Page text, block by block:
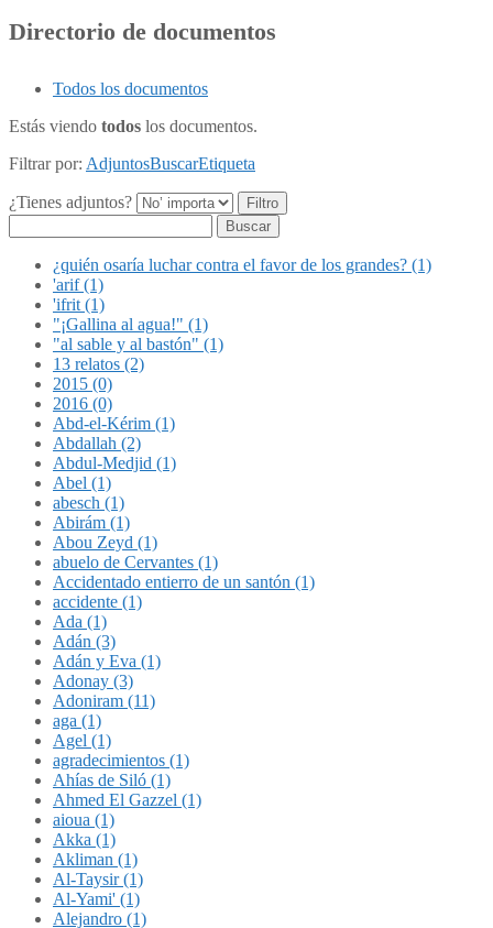
Directorio de documentos
Todos los documentos
Estás viendo todos los documentos.
Filtrar por: AdjuntosBuscarEtiqueta
¿Tienes adjuntos?
¿quién osaría luchar contra el favor de los grandes? (1)
'arif (1)
'ifrit (1)
"¡Gallina al agua!" (1)
"al sable y al bastón" (1)
13 relatos (2)
2015 (0)
2016 (0)
Abd-el-Kérim (1)
Abdallah (2)
Abdul-Medjid (1)
Abel (1)
abesch (1)
Abirám (1)
Abou Zeyd (1)
abuelo de Cervantes (1)
Accidentado entierro de un santón (1)
accidente (1)
Ada (1)
Adán (3)
Adán y Eva (1)
Adonay (3)
Adoniram (11)
aga (1)
Agel (1)
agradecimientos (1)
Ahías de Siló (1)
Ahmed El Gazzel (1)
aioua (1)
Akka (1)
Akliman (1)
Al-Taysir (1)
Al-Yami' (1)
Alejandro (1)